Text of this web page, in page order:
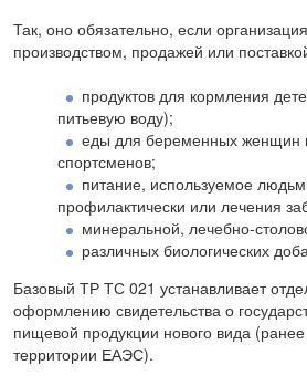
Так, оно обязательно, если
производством, продажей или
продуктов для кормления
питьевую воду);
еды для беременных женщин
спортсменов;
питание, используемое
профилактически или лечения
минеральной, лечебно-
различных биологических
Базовый ТР ТС 021 устанавливает
оформлению свидетельства о
пищевой продукции нового вида
территории ЕАЭС).